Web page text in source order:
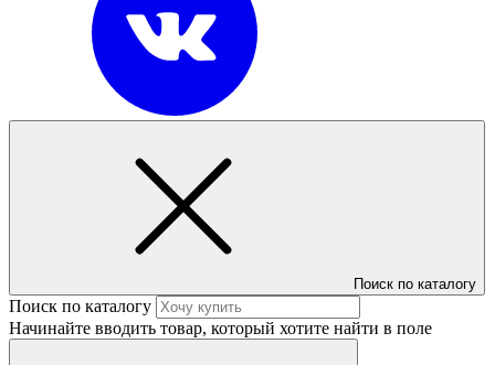
Поиск по каталогу
Поиск по каталогу
Начинайте вводить товар, который хотите найти в поле